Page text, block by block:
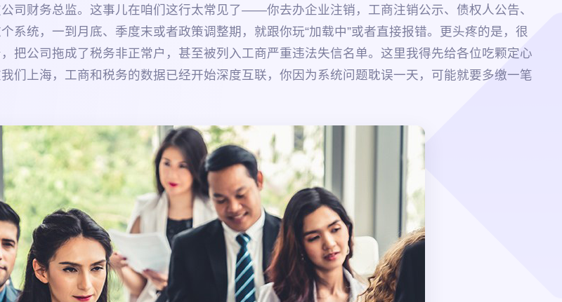
司财务总监。这事儿在咱们这行太常见了——你去办企业注销，工商注销公示、债权人公告、
统，一到月底、季度末或者政策调整期，就跟你玩“加载中”或者直接报错。更头疼的是，很
把公司拖成了税务非正常户，甚至被列入工商严重违法失信名单。这里我得先给各位吃颗定心
们上海，工商和税务的数据已经开始深度互联，你因为系统问题耽误一天，可能就要多缴一笔